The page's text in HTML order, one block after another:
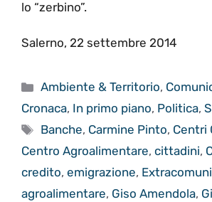
lo “zerbino”.
Salerno, 22 settembre 2014
Categorie
Ambiente & Territorio,
Cronaca, In primo piano, Politica,
Tag
Banche, Carmine Pinto, Centri
Centro Agroalimentare, cittadini,
credito, emigrazione,
agroalimentare, Giso Amendola,